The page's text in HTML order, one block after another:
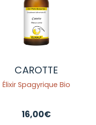
CAROTTE
Élixir Spagyrique Bio
16,00€